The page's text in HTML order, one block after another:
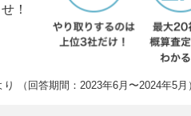
！
（回答期間：2023年6月〜2024年5月